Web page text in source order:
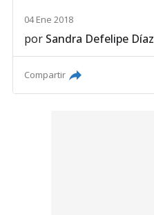
04 Ene 2018
por Sandra Defelipe Díaz
Compartir